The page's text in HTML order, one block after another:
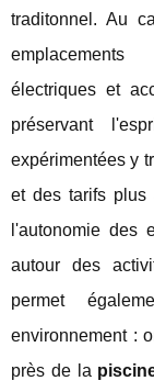
traditonnel. Au
électriques et
préservant
expérimentées y
et des tarifs plus
l'autonomie des
autour des
permet
environnement :
près de la